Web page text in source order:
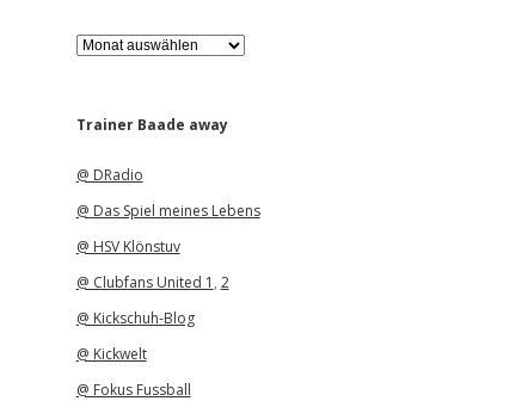
A
r
iTrainer Baade away
@ DRadio
@ Das Spiel meines Lebens
@ HSV Klönstuv
@ Clubfans United 1 , 2
@ Kickschuh-Blog
@ Kickwelt
@ Fokus Fussball